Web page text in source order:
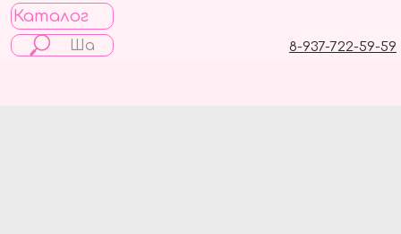
Каталог
8-937-722-59-59